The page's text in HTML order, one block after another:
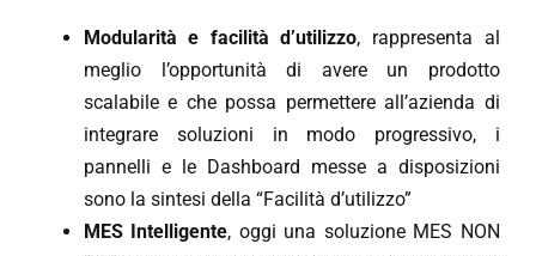
Modularità e facilità d’utilizzo, rappresenta al
meglio l’opportunità di avere un prodotto
scalabile e che possa permettere all’azienda di
integrare soluzioni in modo progressivo, i
pannelli e le Dashboard messe a disposizioni
sono la sintesi della “Facilità d’utilizzo”
MES Intelligente, oggi una soluzione MES NON